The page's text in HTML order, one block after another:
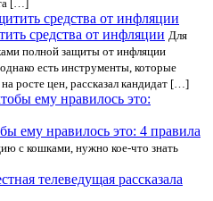
[…]
средства от инфляции Для
полной защиты от инфляции
есть инструменты, которые
росте цен, рассказал кандидат […]
ему нравилось это: 4 правила
с кошками, нужно кое-что знать